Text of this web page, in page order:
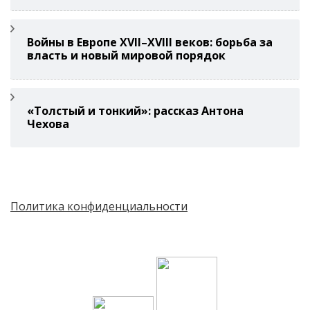
Войны в Европе XVII–XVIII веков: борьба за
власть и новый мировой порядок
«Толстый и тонкий»: рассказ Антона
Чехова
Политика конфиденциальности